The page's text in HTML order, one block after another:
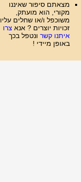
מצאתם סיפור שאיננו
מקורי, הוא מועתק,
משוכפל ו/או שחלים עליו
זכויות יוצרים ? אנא צרו
איתנו קשר ונטפל בכך
באופן מיידי !